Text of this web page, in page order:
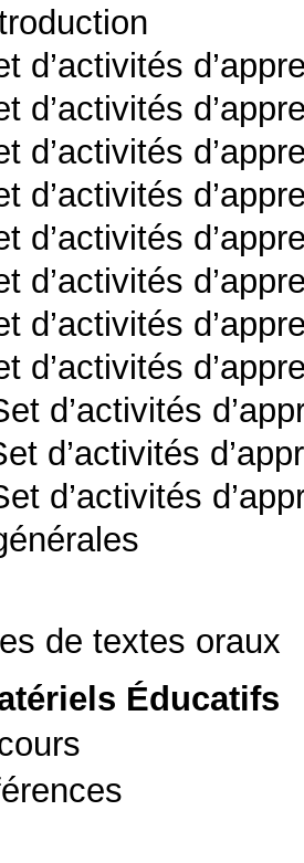
d’activités
d’activités
d’activités
d’activités
d’activités
d’activités
d’activités
d’activités
d’activités
d’activités
d’activités
de textes oraux
Éducatifs